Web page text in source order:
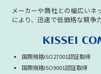
メーカーや商社との幅広いネ
により、迅速で低価格な競争
国際規格ISO27001認証取得
国際規格ISO9001認証取得